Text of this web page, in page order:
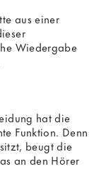
aus einer
Wiedergabe
hat die
Funktion. Denn
beugt die
an den Hörer